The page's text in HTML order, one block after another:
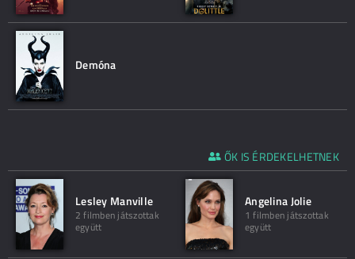
Demóna
ŐK IS ÉRDEKELHETNEK
Lesley Manville
2 filmben játszottak
együtt
Angelina Jolie
1 filmben játszottak
együtt